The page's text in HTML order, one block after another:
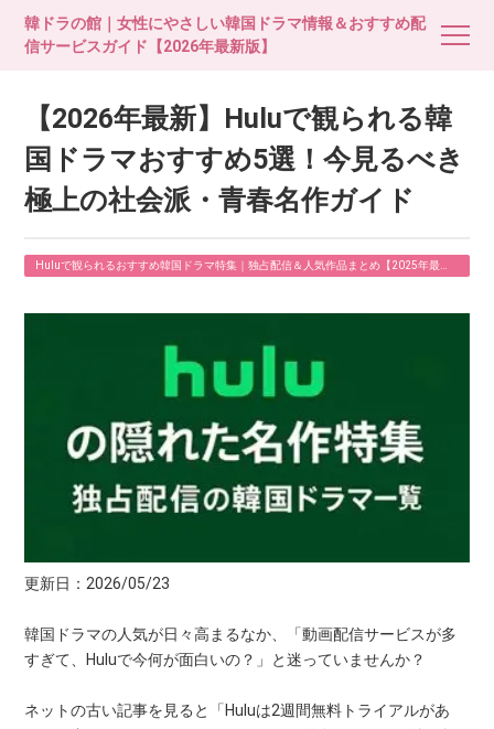
韓ドラの館｜女性にやさしい韓国ドラマ情報＆おすすめ配
信サービスガイド【2026年最新版】
【2026年最新】Huluで観られる韓
国ドラマおすすめ5選！今見るべき
極上の社会派・青春名作ガイド
Huluで観られるおすすめ韓国ドラマ特集｜独占配信＆人気作品まとめ【2025年最
更新日：2026/05/23
韓国ドラマの人気が日々高まるなか、「動画配信サービスが多
すぎて、Huluで今何が面白いの？」と迷っていませんか？
ネットの古い記事を見ると「Huluは2週間無料トライアルがあ